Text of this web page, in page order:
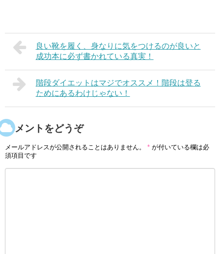
良い靴を履く、身なりに気をつけるのが良いと
成功本に必ず書かれている真実！
階段ダイエットはマジでオススメ！階段は登る
ためにあるわけじゃない！
コメントをどうぞ
メールアドレスが公開されることはありません。 * が付いている欄は必
須項目です